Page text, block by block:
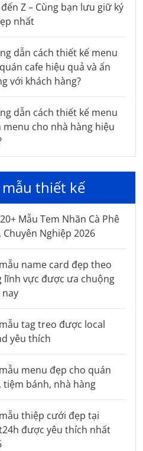
Z – Cùng bạn lưu giữ ký
nhất
dẫn cách thiết kế menu
cafe hiệu quả và ấn
với khách hàng?
dẫn cách thiết kế menu
menu cho nhà hàng hiệu
thiết kế
Mẫu Tem Nhãn Cà Phê
Nghiệp 2026
name card đẹp theo
lĩnh vực được ưa chuộng
tag treo được local
yêu thích
menu đẹp cho quán
tiệm bánh, nhà hàng
thiệp cưới đẹp tại
được yêu thích nhất